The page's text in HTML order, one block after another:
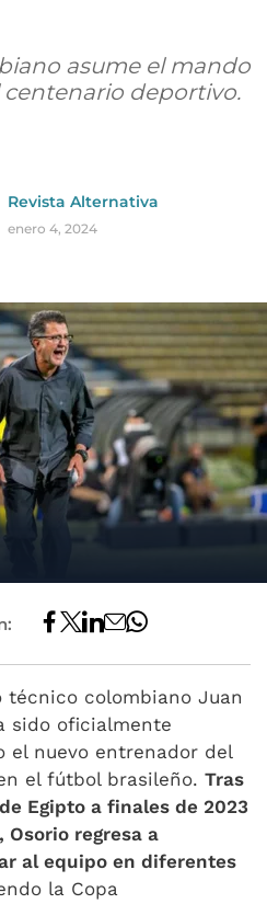
asume el mando
deportivo.
Revista Alternativa
enero 4, 2024
técnico colombiano Juan
sido oficialmente
el nuevo entrenador del
el fútbol brasileño. Tras
Egipto a finales de 2023
regresa a
al equipo en diferentes
la Copa